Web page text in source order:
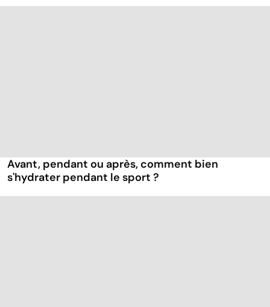
Avant, pendant ou après, comment bien
s'hydrater pendant le sport ?